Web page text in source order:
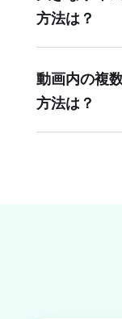
し、タイムラ
ロセスを繰り
方法は？
に分割できる
で音声を分割
動画内の複
方法は？